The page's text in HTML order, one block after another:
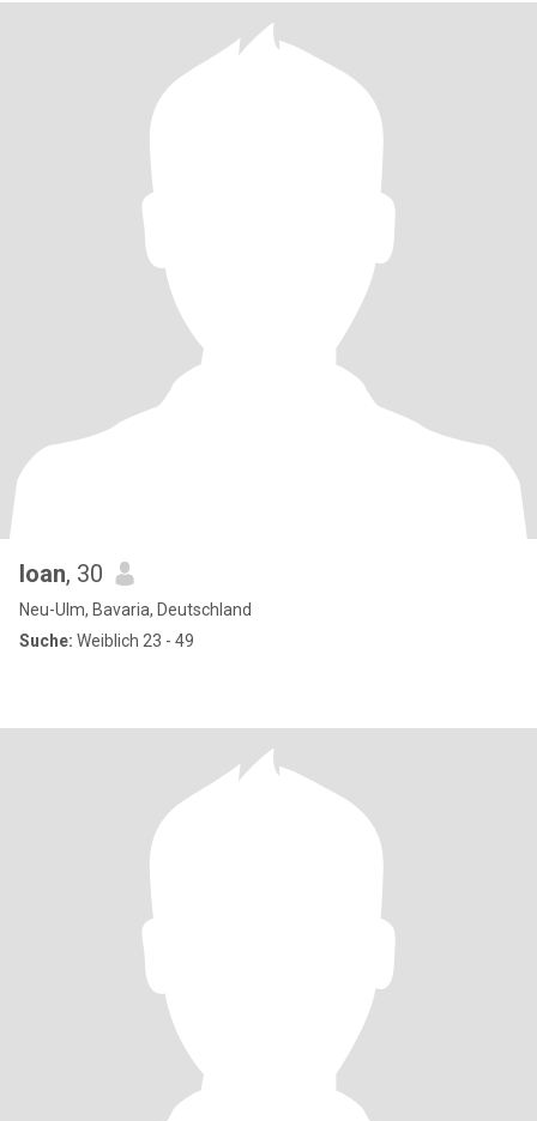
Ioan, 30
Neu-Ulm, Bavaria, Deutschland
Suche: Weiblich 23 - 49